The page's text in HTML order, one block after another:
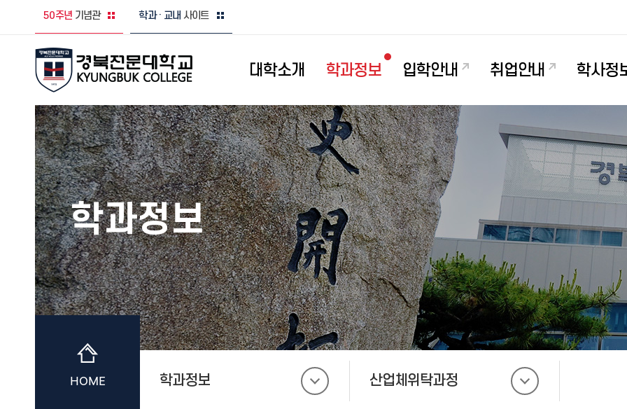
50주년 기념관 학과 · 교내 사이트
대학소개 학과정보 입학안내 취업안내 학사정
학과정보
HOME 학과정보 산업체위탁과정